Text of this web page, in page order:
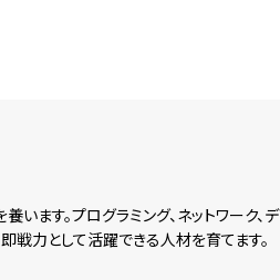
ます。プログラミング、ネットワーク、デ
戦力として活躍できる人材を育てます。